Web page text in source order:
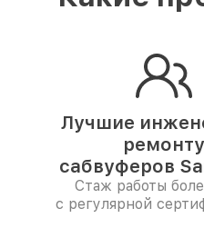
Лучшие
ремонту
сабвуферов
Стаж работы
с регулярной